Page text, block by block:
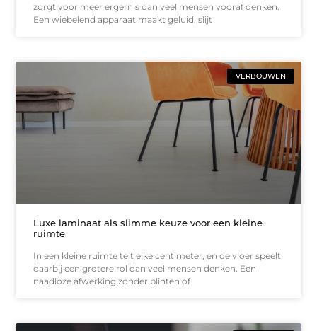
zorgt voor meer ergernis dan veel mensen vooraf denken.
Een wiebelend apparaat maakt geluid, slijt
VERBOUWEN
Luxe laminaat als slimme keuze voor een kleine
ruimte
In een kleine ruimte telt elke centimeter, en de vloer speelt
daarbij een grotere rol dan veel mensen denken. Een
naadloze afwerking zonder plinten of